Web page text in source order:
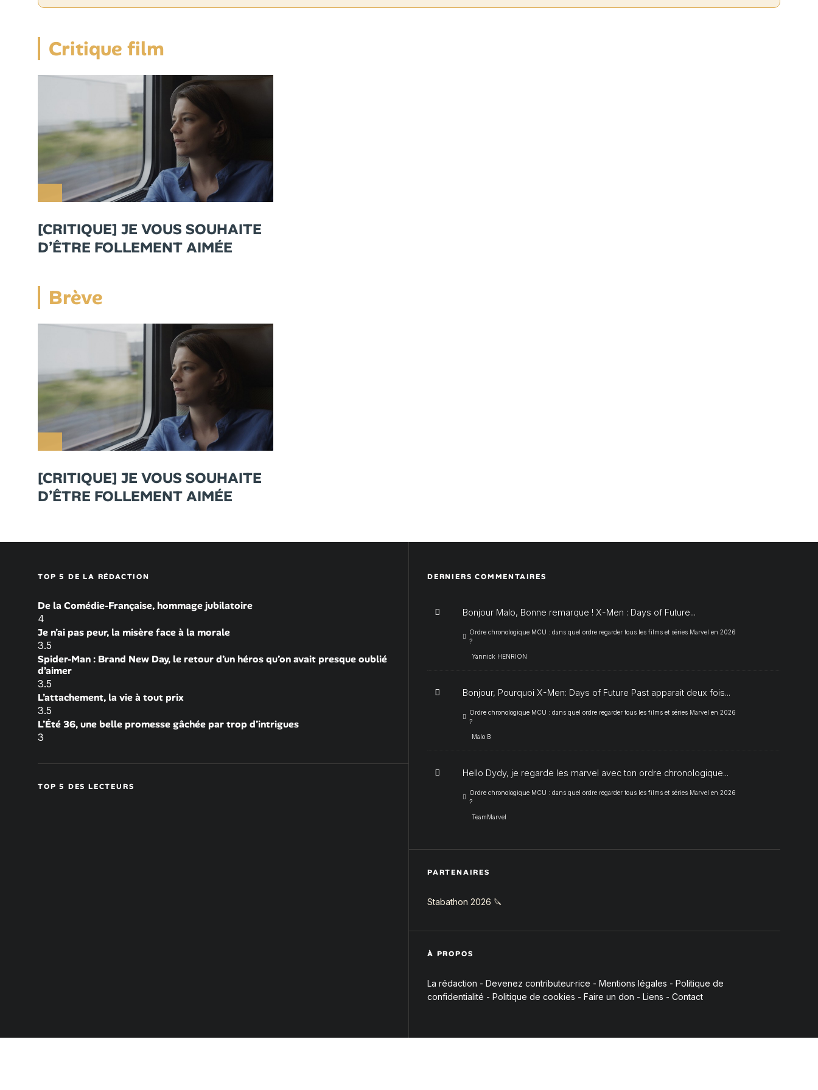
Critique film
[CRITIQUE] JE VOUS SOUHAITE
D’ÊTRE FOLLEMENT AIMÉE
Brève
[CRITIQUE] JE VOUS SOUHAITE
D’ÊTRE FOLLEMENT AIMÉE
TOP 5 DE LA RÉDACTION
De la Comédie-Française, hommage jubilatoire
4
Je n’ai pas peur, la misère face à la morale
3.5
Spider-Man : Brand New Day, le retour d’un héros qu’on avait presque oublié
d’aimer
3.5
L’attachement, la vie à tout prix
3.5
L’Été 36, une belle promesse gâchée par trop d’intrigues
3
TOP 5 DES LECTEURS
DERNIERS COMMENTAIRES
Bonjour Malo, Bonne remarque ! X-Men : Days of Future...
Ordre chronologique MCU : dans quel ordre regarder tous les films et séries Marvel en 2026
?
Yannick HENRION
Bonjour, Pourquoi X-Men: Days of Future Past apparait deux fois...
Ordre chronologique MCU : dans quel ordre regarder tous les films et séries Marvel en 2026
?
Malo B
Hello Dydy, je regarde les marvel avec ton ordre chronologique...
Ordre chronologique MCU : dans quel ordre regarder tous les films et séries Marvel en 2026
?
TeamMarvel
PARTENAIRES
Stabathon 2026 🔪
À PROPOS
La rédaction - Devenez contributeur·rice - Mentions légales - Politique de
confidentialité - Politique de cookies - Faire un don - Liens - Contact